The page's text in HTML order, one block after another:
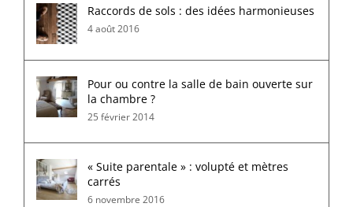
Raccords de sols : des idées harmonieuses
4 août 2016
Pour ou contre la salle de bain ouverte sur
la chambre ?
25 février 2014
« Suite parentale » : volupté et mètres
carrés
6 novembre 2016